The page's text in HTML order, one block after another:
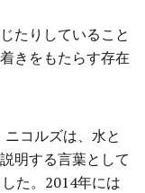
たりしていること
きをもたらす存在
コルズは、水と
明する言葉として
た。2014年には